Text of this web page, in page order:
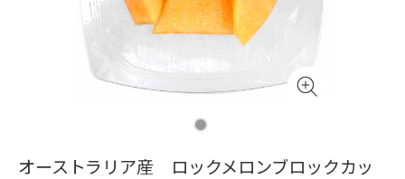
オーストラリア産 ロックメロンブロックカッ